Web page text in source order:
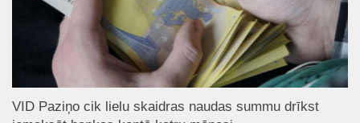
VID Paziņo cik lielu skaidras naudas summu drīkst